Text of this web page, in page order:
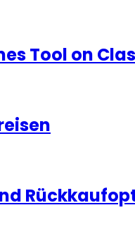
Tool on